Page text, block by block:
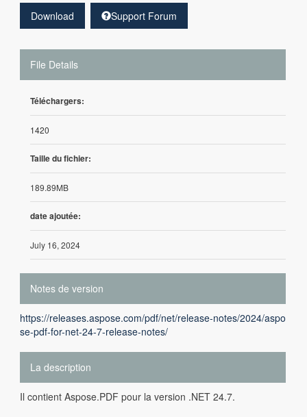
Download Support Forum
File Details
Téléchargers:
1420
Taille du fichier:
189.89MB
date ajoutée:
July 16, 2024
Notes de version
https://releases.aspose.com/pdf/net/release-notes/2024/aspo
se-pdf-for-net-24-7-release-notes/
La description
Il contient Aspose.PDF pour la version .NET 24.7.